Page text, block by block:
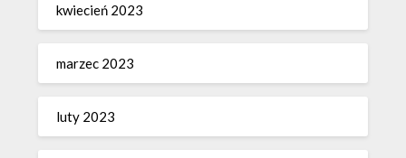
kwiecień 2023
marzec 2023
luty 2023